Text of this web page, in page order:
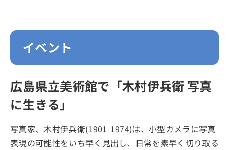
イベント
広島県立美術館で「木村伊兵衛 写真
に生きる」
写真家、木村伊兵衛(1901-1974)は、小型カメラに写真
表現の可能性をいち早く見出し、日常を素早く切り取る